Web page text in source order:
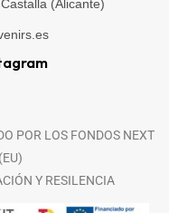
(Alicante)
POR LOS FONDOS NEXT
Y RESILENCIA